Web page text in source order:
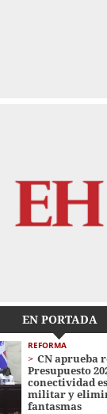
EN PORTADA
REFORMA
CN aprueba
Presupuesto
conectividad
militar y
fantasmas